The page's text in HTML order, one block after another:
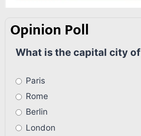
Opinion Poll
What is the capital city
Paris
Rome
Berlin
London